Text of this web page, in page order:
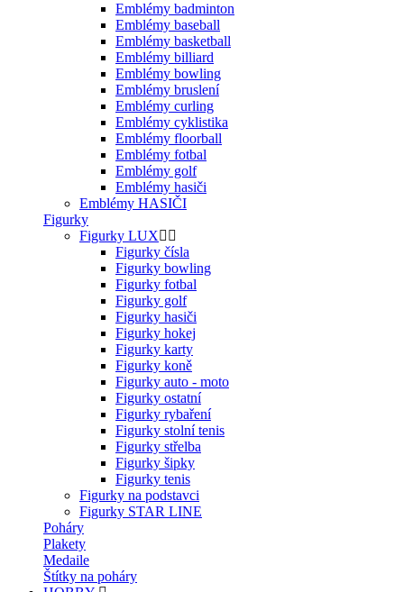
Emblémy badminton
Emblémy baseball
Emblémy basketball
Emblémy billiard
Emblémy bowling
Emblémy bruslení
Emblémy curling
Emblémy cyklistika
Emblémy floorball
Emblémy fotbal
Emblémy golf
Emblémy hasiči
Emblémy HASIČI
Figurky
Figurky LUX
Figurky čísla
Figurky bowling
Figurky fotbal
Figurky golf
Figurky hasiči
Figurky hokej
Figurky karty
Figurky koně
Figurky auto - moto
Figurky ostatní
Figurky rybaření
Figurky stolní tenis
Figurky střelba
Figurky šipky
Figurky tenis
Figurky na podstavci
Figurky STAR LINE
Poháry
Plakety
Medaile
Štítky na poháry